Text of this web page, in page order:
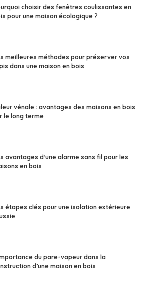
choisir des fenêtres coulissantes en
pour une maison écologique ?
meilleures méthodes pour préserver vos
dans une maison en bois
vénale : avantages des maisons en bois
le long terme
avantages d’une alarme sans fil pour les
en bois
étapes clés pour une isolation extérieure
du pare-vapeur dans la
d’une maison en bois